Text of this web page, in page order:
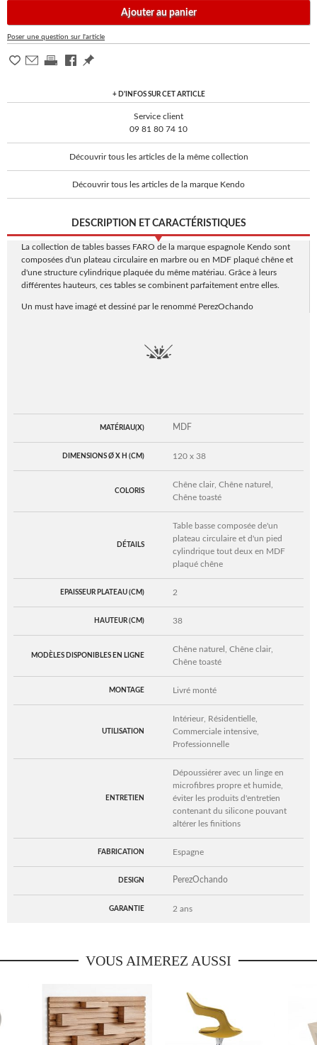
Ajouter au panier
Poser une question sur l'article
+ D'INFOS SUR CET ARTICLE
Service client
09 81 80 74 10
Découvrir tous les articles de la même collection
Découvrir tous les articles de la marque Kendo
DESCRIPTION ET CARACTÉRISTIQUES
La collection de tables basses FARO de la marque espagnole Kendo sont
composées d'un plateau circulaire en marbre ou en MDF plaqué chêne et
d'une structure cylindrique plaquée du même matériau. Grâce à leurs
différentes hauteurs, ces tables se combinent parfaitement entre elles.
Un must have imagé et dessiné par le renommé PerezOchando
MATÉRIAU(X) MDF
DIMENSIONS Ø X H (CM) 120 x 38
COLORIS
Chêne clair, Chêne naturel,
Chêne toasté
DÉTAILS
Table basse composée de'un
plateau circulaire et d'un pied
cylindrique tout deux en MDF
plaqué chêne
EPAISSEUR PLATEAU (CM) 2
HAUTEUR (CM) 38
MODÈLES DISPONIBLES EN LIGNE
Chêne naturel, Chêne clair,
Chêne toasté
MONTAGE Livré monté
UTILISATION
Intérieur, Résidentielle,
Commerciale intensive,
Professionnelle
ENTRETIEN
Dépoussiérer avec un linge en
microfibres propre et humide,
éviter les produits d'entretien
contenant du silicone pouvant
altérer les finitions
FABRICATION Espagne
DESIGN PerezOchando
GARANTIE 2 ans
VOUS AIMEREZ AUSSI